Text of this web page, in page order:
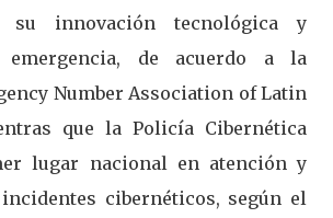
su innovación tecnológica y
de acuerdo a la
Number Association of Latin
que la Policía Cibernética
lugar nacional en atención y
cibernéticos, según el